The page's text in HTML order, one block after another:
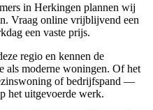
in Herkingen plannen wij
Vraag online vrijblijvend een
een vaste prijs.
regio en kennen de
als moderne woningen. Of het
of bedrijfspand —
het uitgevoerde werk.